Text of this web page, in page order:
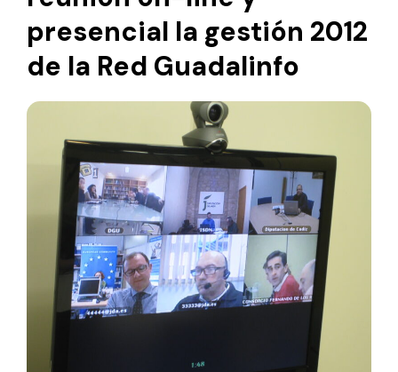
presencial la gestión 2012
de la Red Guadalinfo